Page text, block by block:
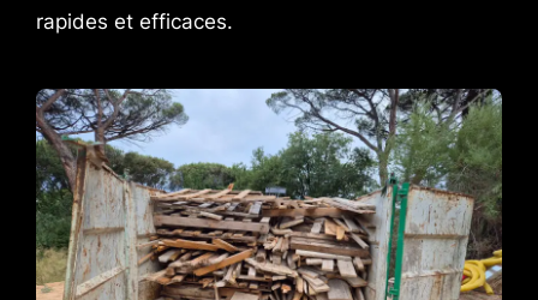
rapides et efficaces.